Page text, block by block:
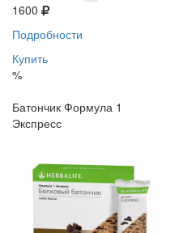
1600
Подробности
Купить
%
Батончик Формула 1
Экспресс